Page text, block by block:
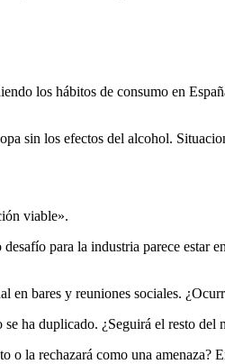
los hábitos de consumo en
sin los efectos del alcohol.
viable».
para la industria parece estar
en bares y reuniones sociales.
ha duplicado. ¿Seguirá el resto del
o la rechazará como una amenaza?